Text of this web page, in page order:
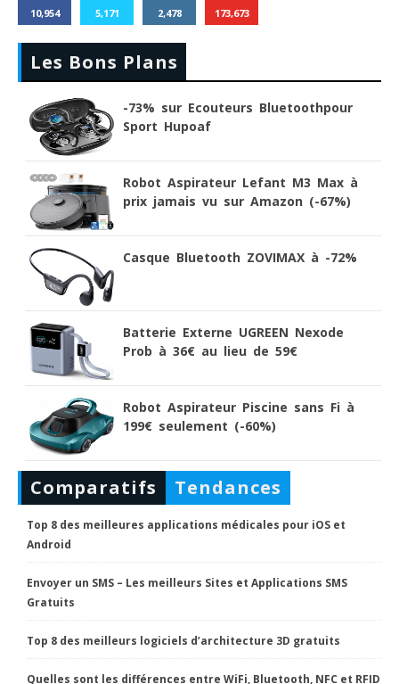
10,954 5,171 2,478 173,673
Les Bons Plans
-73% sur Ecouteurs Bluetoothpour
Sport Hupoaf
Robot Aspirateur Lefant M3 Max à
prix jamais vu sur Amazon (-67%)
Casque Bluetooth ZOVIMAX à -72%
Batterie Externe UGREEN Nexode
Prob à 36€ au lieu de 59€
Robot Aspirateur Piscine sans Fi à
199€ seulement (-60%)
Comparatifs Tendances
Top 8 des meilleures applications médicales pour iOS et
Android
Envoyer un SMS – Les meilleurs Sites et Applications SMS
Gratuits
Top 8 des meilleurs logiciels d’architecture 3D gratuits
Quelles sont les différences entre WiFi, Bluetooth, NFC et RFID